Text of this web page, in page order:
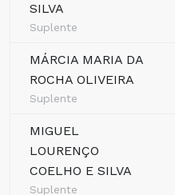
SILVA
Suplente
MÁRCIA MARIA DA
ROCHA OLIVEIRA
Suplente
MIGUEL
LOURENÇO
COELHO E SILVA
Suplente